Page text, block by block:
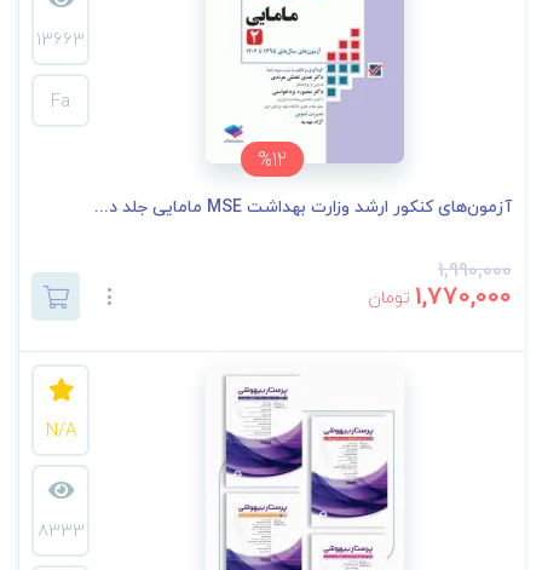
%12
13663
Fa
آزمون‌های کنکور ارشد وزارت بهداشت MSE مامایی جلد د...
1,990,000
1,770,000 تومان
N/A
8333